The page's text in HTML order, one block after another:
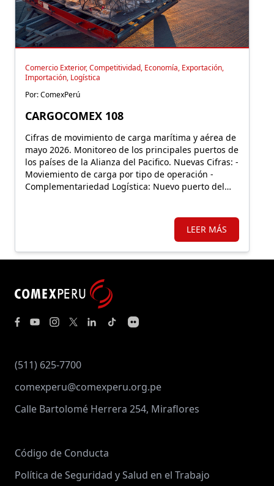
Comercio Exterior, Competitividad, Economía, Exportación,
Importación, Logística
Por: ComexPerú
CARGOCOMEX 108
Cifras de movimiento de carga marítima y aérea de
mayo 2026. Monitoreo de los principales puertos de
los países de la Alianza del Pacifico. Nuevas Cifras: -
Moviemiento de carga por tipo de operación -
Complementariedad Logística: Nuevo puerto del
LEER MÁS
(511) 625-7700
comexperu@comexperu.org.pe
Calle Bartolomé Herrera 254, Miraflores
Código de Conducta
Política de Seguridad y Salud en el Trabajo